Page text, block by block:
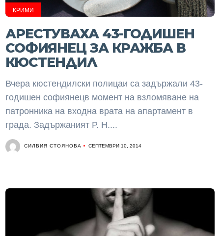
КРИМИ
АРЕСТУВАХА 43-ГОДИШЕН
СОФИЯНЕЦ ЗА КРАЖБА В
КЮСТЕНДИЛ
Вчера кюстендилски полицаи са задържали 43-
годишен софиянецв момент на взломяване на
патронника на входна врата на апартамент в
града. Задържаният Р. Н....
СИЛВИЯ СТОЯНОВА СЕПТЕМВРИ 10, 2014